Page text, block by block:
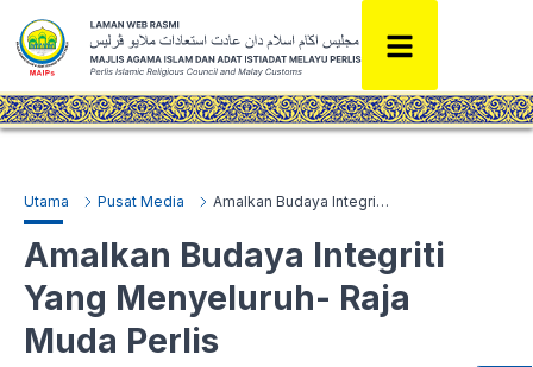
Utama Pusat Media Amalkan Budaya Integriti Yang Menyeluruh- Raja Muda Perlis
Amalkan Budaya Integriti
Yang Menyeluruh- Raja
Muda Perlis